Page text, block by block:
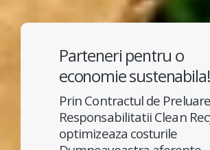
Parteneri pentru o
economie sustenabila!
Prin Contractul de
Responsabilitatii Clean
optimizeaza costurile